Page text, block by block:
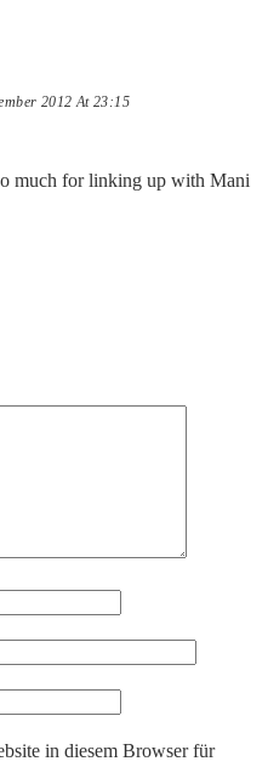
2012 At 23:15
much for linking up with Mani
in diesem Browser für